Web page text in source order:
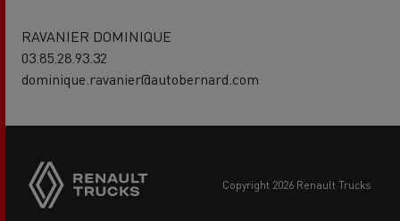
RAVANIER DOMINIQUE
03.85.28.93.32
dominique.ravanier@autobernard.com
copyright 2026 Renault Trucks